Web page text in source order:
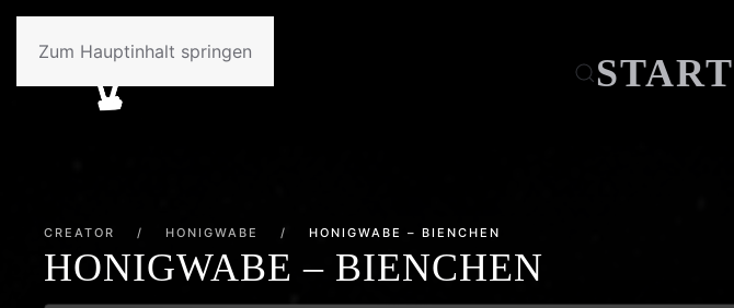
Zum Hauptinhalt springen
START
CREATOR / HONIGWABE / HONIGWABE – BIENCHEN
HONIGWABE – BIENCHEN